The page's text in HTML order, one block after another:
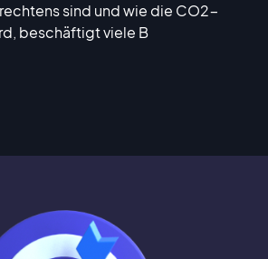
sind und wie die CO2-
beschäftigt viele B